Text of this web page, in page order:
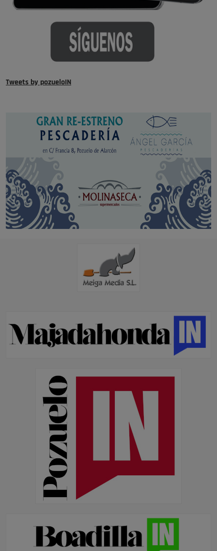
Tweets by pozueloIN